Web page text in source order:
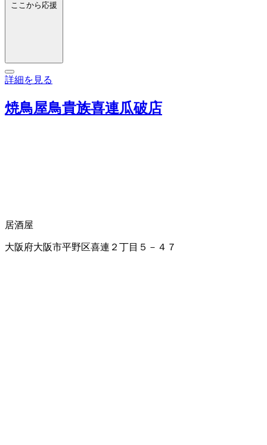
ここから応援
詳細を見る
焼鳥屋鳥貴族喜連瓜破店
居酒屋
大阪府大阪市平野区喜連２丁目５－４７